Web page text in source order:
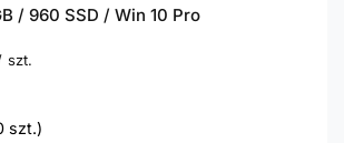
/ 960 SSD / Win 10 Pro
szt.
szt.)